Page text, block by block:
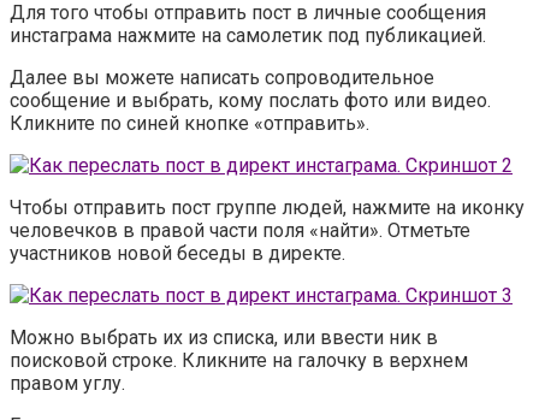
Для того чтобы отправить пост в личные сообщения
инстаграма нажмите на самолетик под публикацией.
Далее вы можете написать сопроводительное
сообщение и выбрать, кому послать фото или видео.
Кликните по синей кнопке «отправить».
Чтобы отправить пост группе людей, нажмите на иконку
человечков в правой части поля «найти». Отметьте
участников новой беседы в директе.
Можно выбрать их из списка, или ввести ник в
поисковой строке. Кликните на галочку в верхнем
правом углу.